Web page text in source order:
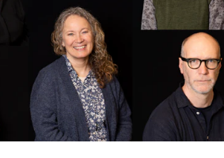
og arrangementer
markedsføring